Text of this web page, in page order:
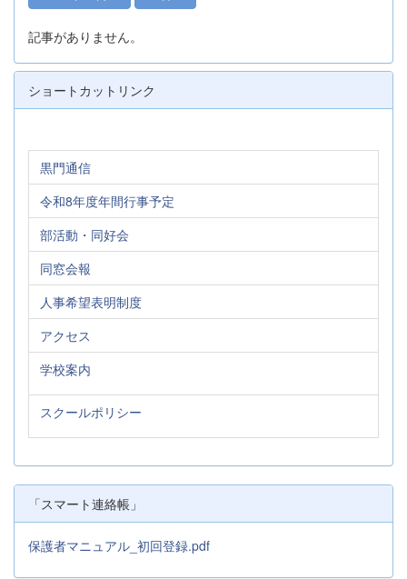
記事がありません。
ショートカットリンク
黒門通信
令和8年度年間行事予定
部活動・同好会
同窓会報
人事希望表明制度
アクセス
学校案内
スクールポリシー
「スマート連絡帳」
保護者マニュアル_初回登録.pdf